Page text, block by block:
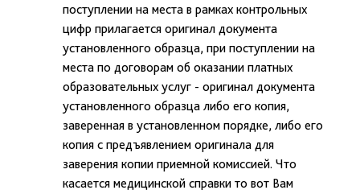
поступлении на места в рамках контрольных
цифр прилагается оригинал документа
установленного образца, при поступлении на
места по договорам об оказании платных
образовательных услуг - оригинал документа
установленного образца либо его копия,
заверенная в установленном порядке, либо его
копия с предъявлением оригинала для
заверения копии приемной комиссией. Что
касается медицинской справки то вот Вам